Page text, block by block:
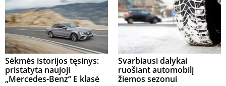
Sėkmės istorijos tęsinys:
pristatyta naujoji
„Mercedes-Benz“ E klasė
Svarbiausi dalykai
ruošiant automobilį
žiemos sezonui